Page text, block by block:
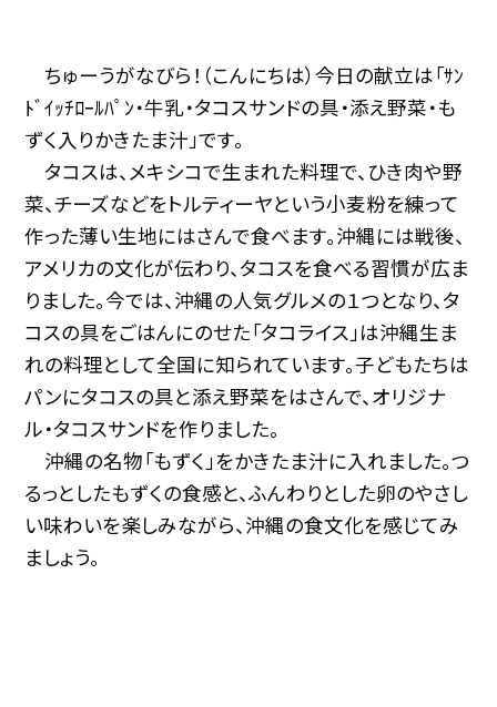
ちゅーうがなびら！（こんにちは）今日の献立は「ｻﾝ
ﾄﾞｲｯﾁﾛｰﾙﾊﾟﾝ・牛乳・タコスサンドの具・添え野菜・も
ずく入りかきたま汁」です。
タコスは、メキシコで生まれた料理で、ひき肉や野
菜、チーズなどをトルティーヤという小麦粉を練って
作った薄い生地にはさんで食べます。沖縄には戦後、
アメリカの文化が伝わり、タコスを食べる習慣が広ま
りました。今では、沖縄の人気グルメの１つとなり、タ
コスの具をごはんにのせた「タコライス」は沖縄生ま
れの料理として全国に知られています。子どもたちは
パンにタコスの具と添え野菜をはさんで、オリジナ
ル・タコスサンドを作りました。
沖縄の名物「もずく」をかきたま汁に入れました。つ
るっとしたもずくの食感と、ふんわりとした卵のやさし
い味わいを楽しみながら、沖縄の食文化を感じてみ
ましょう。